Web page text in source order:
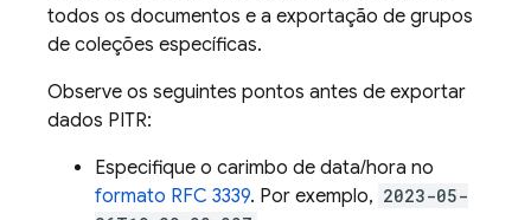
todos os documentos e a exportação de grupos
de coleções específicas.
Observe os seguintes pontos antes de exportar
dados PITR:
Especifique o carimbo de data/hora no
formato RFC 3339. Por exemplo, 2023-05-